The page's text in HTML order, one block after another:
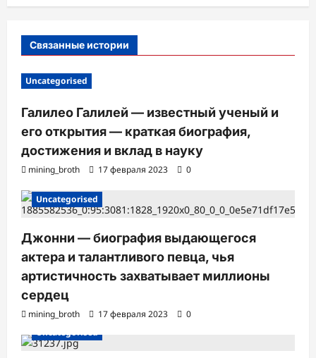
Связанные истории
Uncategorised
Галилео Галилей — известный ученый и
его открытия — краткая биография,
достижения и вклад в науку
mining_broth 17 февраля 2023 0
Uncategorised
Джонни — биография выдающегося
актера и талантливого певца, чья
артистичность захватывает миллионы
сердец
mining_broth 17 февраля 2023
0
Uncategorised